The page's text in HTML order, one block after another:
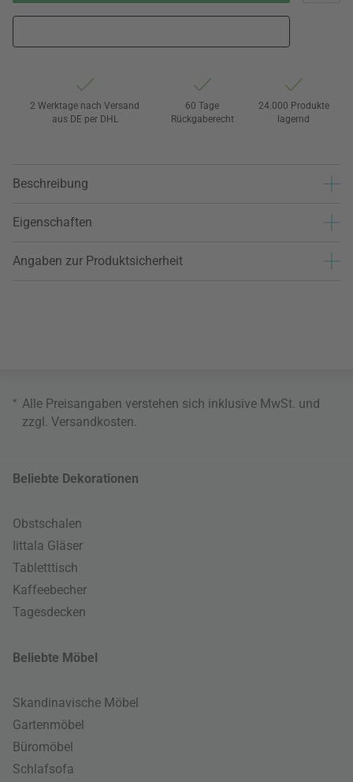
2 Werktage nach Versand
aus DE per DHL
60 Tage
Rückgaberecht
24.000 Produkte
lagernd
Beschreibung
Eigenschaften
Angaben zur Produktsicherheit
* Alle Preisangaben verstehen sich inklusive MwSt. und
zzgl. Versandkosten
Beliebte Dekorationen
Obstschalen
Iittala Gläser
Tabletttisch
Kaffeebecher
Tagesdecken
Beliebte Möbel
Skandinavische Möbel
Gartenmöbel
Büromöbel
Schlafsofa